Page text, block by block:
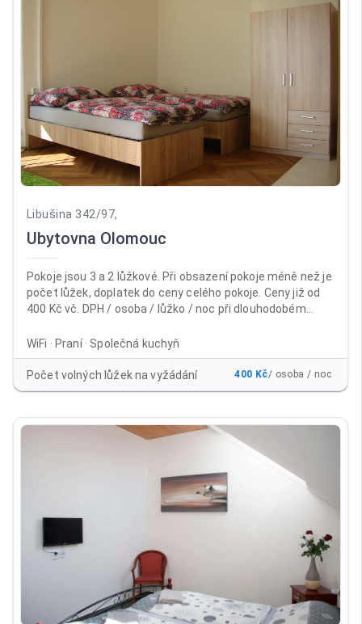
Libušina 342/97,
Ubytovna Olomouc
Pokoje jsou 3 a 2 lůžkové. Při obsazení pokoje méně než je
počet lůžek, doplatek do ceny celého pokoje. Ceny již od
400 Kč vč. DPH / osoba / lůžko / noc při dlouhodobém
/ lůžko / noc od 10 nocí 500 Kč /osoba / lůžko / noc 15 - 30
nocí 450 Kč / osoba / lůžko / noc při platbě na 30 nocí
dopředu 400 Kč / osoba / lůžko /noc Cena již obsahuje
poplatek městu 21Kč/noc
WiFi · Praní · Společná kuchyň
Počet volných lůžek na vyžádání 400 Kč/ osoba / noc